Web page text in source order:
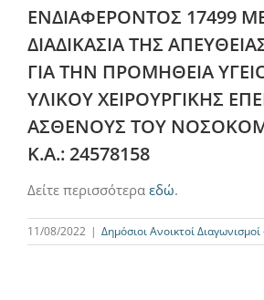
ΕΝΔΙΑΦΕΡΟΝΤΟΣ 17499
ΔΙΑΔΙΚΑΣΙΑ ΤΗΣ
ΓΙΑ ΤΗΝ ΠΡΟΜΗΘΕΙΑ
ΥΛΙΚΟΥ ΧΕΙΡΟΥΡΓΙΚΗΣ
ΑΣΘΕΝΟΥΣ ΤΟΥ
Κ.Α.: 24578158
Δείτε περισσότερα εδώ.
11/08/2022 | Δημόσιοι Ανοικτοί Διαγωνισμοί